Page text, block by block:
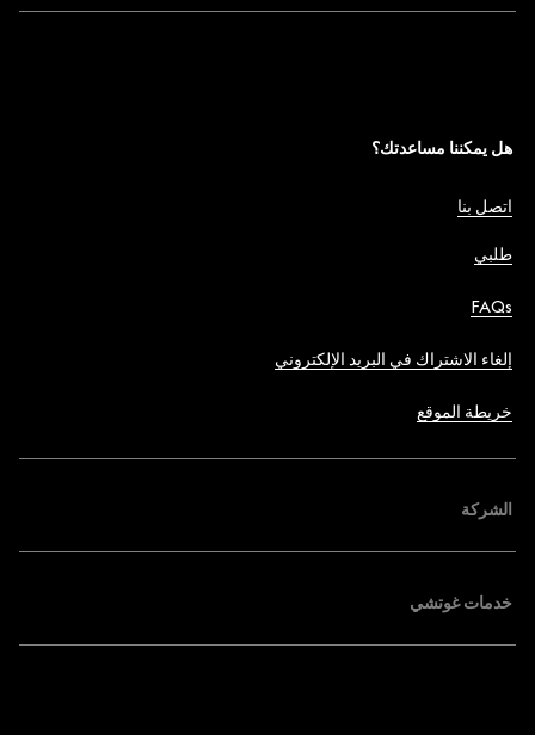
هل يمكننا مساعدتك؟
اتصل بنا
طلبي
FAQs
إلغاء الاشتراك في البريد الإلكتروني
خريطة الموقع
الشركة
خدمات غوتشي